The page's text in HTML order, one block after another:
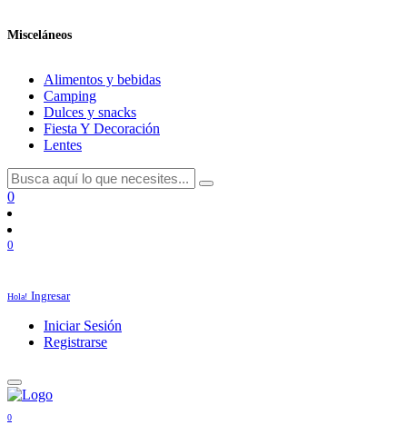
Misceláneos
Alimentos y bebidas
Camping
Dulces y snacks
Fiesta Y Decoración
Lentes
0
0
Hola! Ingresar
Iniciar Sesión
Registrarse
0